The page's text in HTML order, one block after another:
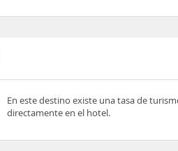
En este destino existe una tasa de
directamente en el hotel.